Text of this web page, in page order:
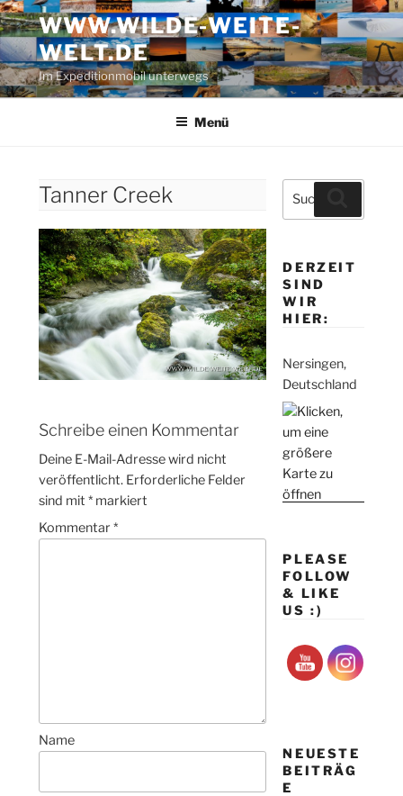
Zum
Inhalt
springen
WWW.WILDE-WEITE-
WELT.DE
Im Expeditionmobil unterwegs
Menü
Tanner Creek
Schreibe einen Kommentar
Deine E-Mail-Adresse wird nicht
veröffentlicht. Erforderliche Felder
sind mit* markiert
Kommentar*
Name
Suche
nach:
DERZEIT
SIND
WIR
HIER:
Nersingen,
Deutschland
PLEASE
FOLLOW
& LIKE
US :)
NEUESTE
BEITRÄG
E